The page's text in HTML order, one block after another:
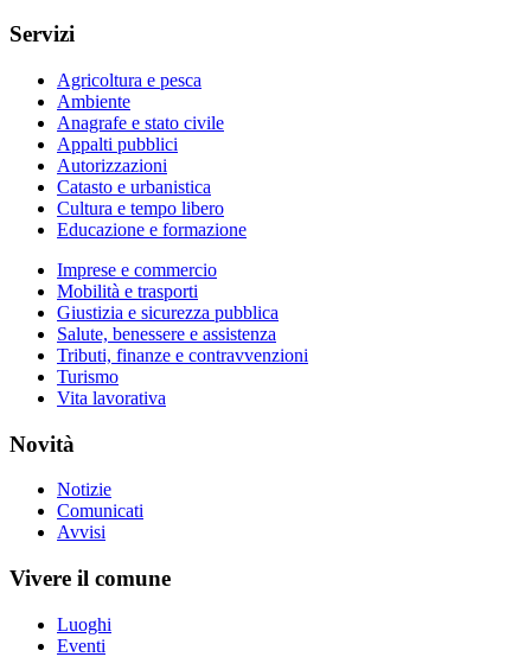
Servizi
Agricoltura e pesca
Ambiente
Anagrafe e stato civile
Appalti pubblici
Autorizzazioni
Catasto e urbanistica
Cultura e tempo libero
Educazione e formazione
Imprese e commercio
Mobilità e trasporti
Giustizia e sicurezza pubblica
Salute, benessere e assistenza
Tributi, finanze e contravvenzioni
Turismo
Vita lavorativa
Novità
Notizie
Comunicati
Avvisi
Vivere il comune
Luoghi
Eventi